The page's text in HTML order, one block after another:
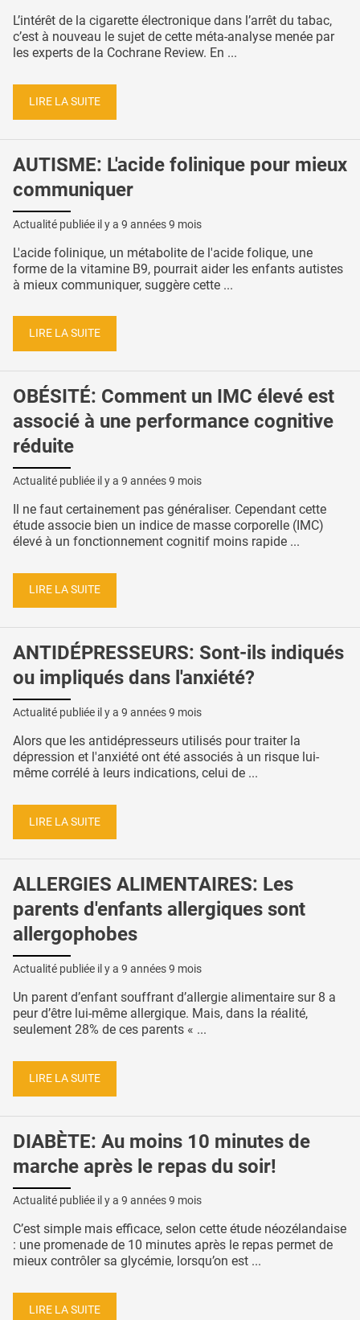
L’intérêt de la cigarette électronique dans l’arrêt du tabac,
c’est à nouveau le sujet de cette méta-analyse menée par
les experts de la Cochrane Review. En ...
LIRE LA SUITE
AUTISME: L'acide folinique pour mieux
communiquer
Actualité publiée il y a 9 années 9 mois
L'acide folinique, un métabolite de l'acide folique, une
forme de la vitamine B9, pourrait aider les enfants autistes
à mieux communiquer, suggère cette ...
LIRE LA SUITE
OBÉSITÉ: Comment un IMC élevé est
associé à une performance cognitive
réduite
Actualité publiée il y a 9 années 9 mois
Il ne faut certainement pas généraliser. Cependant cette
étude associe bien un indice de masse corporelle (IMC)
élevé à un fonctionnement cognitif moins rapide ...
LIRE LA SUITE
ANTIDÉPRESSEURS: Sont-ils indiqués
ou impliqués dans l'anxiété?
Actualité publiée il y a 9 années 9 mois
Alors que les antidépresseurs utilisés pour traiter la
dépression et l'anxiété ont été associés à un risque lui-
même corrélé à leurs indications, celui de ...
LIRE LA SUITE
ALLERGIES ALIMENTAIRES: Les
parents d'enfants allergiques sont
allergophobes
Actualité publiée il y a 9 années 9 mois
Un parent d’enfant souffrant d’allergie alimentaire sur 8 a
peur d’être lui-même allergique. Mais, dans la réalité,
seulement 28% de ces parents « ...
LIRE LA SUITE
DIABÈTE: Au moins 10 minutes de
marche après le repas du soir!
Actualité publiée il y a 9 années 9 mois
C’est simple mais efficace, selon cette étude néozélandaise
: une promenade de 10 minutes après le repas permet de
mieux contrôler sa glycémie, lorsqu’on est ...
LIRE LA SUITE